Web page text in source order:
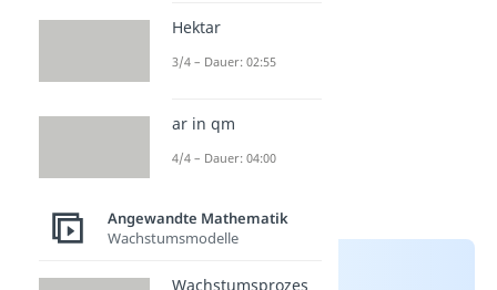
Hektar
3/4 – Dauer: 02:55
ar in qm
4/4 – Dauer: 04:00
Angewandte Mathematik
Wachstumsmodelle
Wachstumsprozes